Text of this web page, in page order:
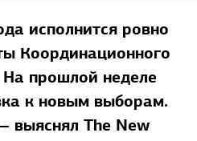
исполнится ровно
Координационного
На прошлой неделе
к новым выборам.
выяснял The New